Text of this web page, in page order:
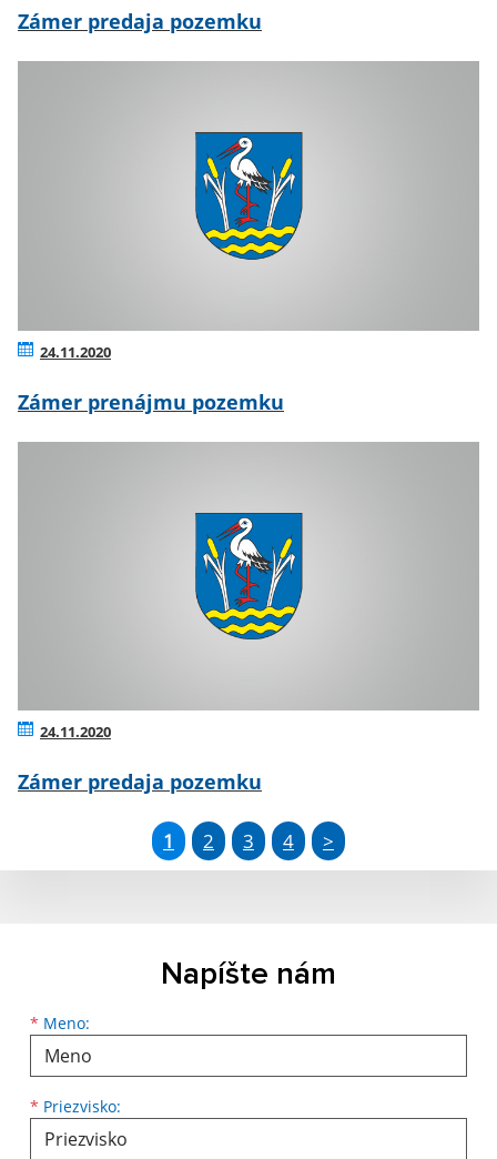
Zámer predaja pozemku
24.11.2020
Zámer prenájmu pozemku
24.11.2020
Zámer predaja pozemku
1 2 3 4 >
Napíšte nám
* Meno:
Meno
* Priezvisko:
Priezvisko
E-mailová adresa